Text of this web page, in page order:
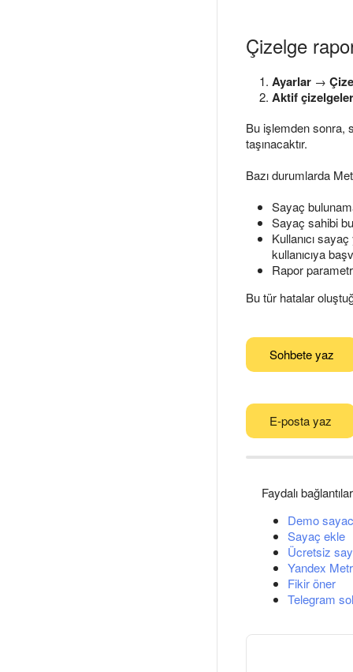
Çizelge
Ayarlar →
Aktif çizelgeler
Bu işlemden sonra,
taşınacaktır.
Bazı durumlarda
Sayaç
Sayaç sahibi
Kullanıcı
kullanıcıya
Rapor
Bu tür hatalar
Sohbete yaz
E-posta yaz
Faydalı bağlantılar
Demo
Sayaç ekle
Ücretsiz
Yandex
Fikir öner
Telegram